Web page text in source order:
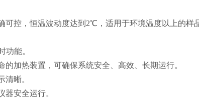
可控，恒温波动度达到2℃，适用于环境温度以上的样
功能。
加热装置，可确保系统安全、高效、长期运行。
清晰。
器安全运行。